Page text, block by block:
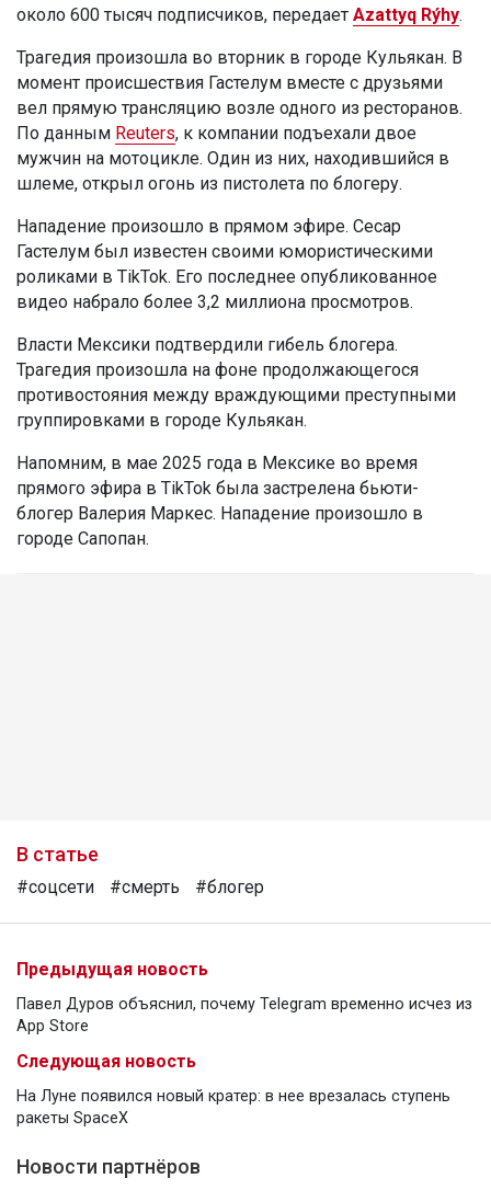
около 600 тысяч подписчиков, передает Azattyq Rýhy.
Трагедия произошла во вторник в городе Кульякан. В
момент происшествия Гастелум вместе с друзьями
вел прямую трансляцию возле одного из ресторанов.
По данным Reuters, к компании подъехали двое
мужчин на мотоцикле. Один из них, находившийся в
шлеме, открыл огонь из пистолета по блогеру.
Нападение произошло в прямом эфире. Сесар
Гастелум был известен своими юмористическими
роликами в TikTok. Его последнее опубликованное
видео набрало более 3,2 миллиона просмотров.
Власти Мексики подтвердили гибель блогера.
Трагедия произошла на фоне продолжающегося
противостояния между враждующими преступными
группировками в городе Кульякан.
Напомним, в мае 2025 года в Мексике во время
прямого эфира в TikTok была застрелена бьюти-
блогер Валерия Маркес. Нападение произошло в
городе Сапопан.
В статье
#соцсети #смерть #блогер
Предыдущая новость
Павел Дуров объяснил, почему Telegram временно исчез из
App Store
Следующая новость
На Луне появился новый кратер: в нее врезалась ступень
ракеты SpaceX